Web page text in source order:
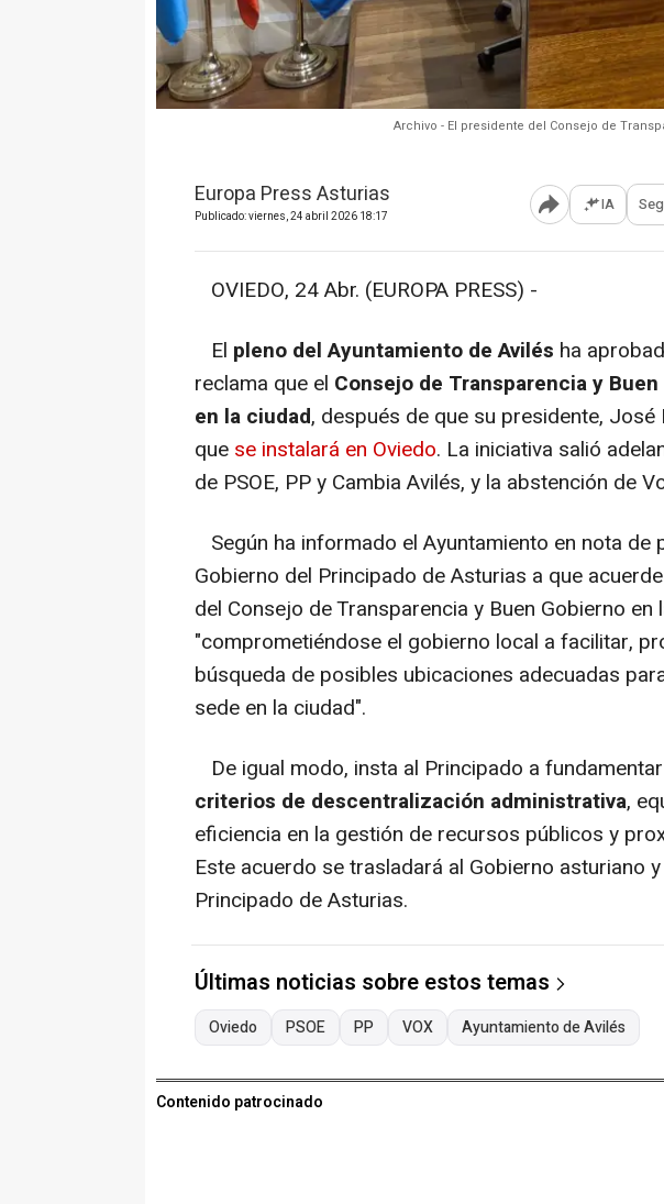
Archivo - El presidente del Consejo de
Europa Press Asturias
Publicado: viernes, 24 abril 2026 18:17 Abrir IA
OVIEDO, 24 Abr. (EUROPA PRESS) -
El pleno del Ayuntamiento de Avilés ha
reclama que el Consejo de Transparencia y
en la ciudad, después de que su presidente, José
que se instalará en Oviedo. La iniciativa salió
de PSOE, PP y Cambia Avilés, y la abstención de
Según ha informado el Ayuntamiento en nota de
Gobierno del Principado de Asturias a que
del Consejo de Transparencia y Buen Gobierno en
"comprometiéndose el gobierno local a facilitar,
búsqueda de posibles ubicaciones adecuadas
sede en la ciudad".
De igual modo, insta al Principado a
criterios de descentralización administrativa,
eficiencia en la gestión de recursos públicos y
Este acuerdo se trasladará al Gobierno asturiano
Principado de Asturias.
Últimas noticias sobre estos temas
Oviedo PSOE PP VOX Ayuntamiento de Avilés
Contenido patrocinado